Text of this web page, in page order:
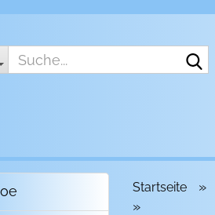
Startseite »
»